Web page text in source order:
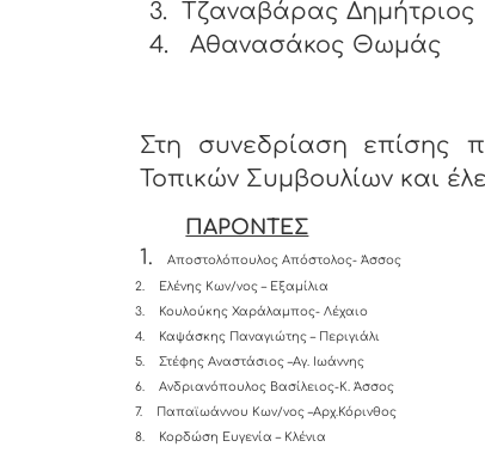
3.
Τζαναβάρας Δημήτριος
4. Αθανασάκος Θωμάς
Στη συνεδρίαση επίσης
Τοπικών Συμβουλίων και
ΠΑΡΟΝΤΕΣ
1.
Αποστολόπουλος Απόστολος- Άσσος
2.
Ελένης Κων/νος – Εξαμίλια
3.
Κουλούκης Χαράλαμπος- Λέχαιο
4.
Καψάσκης Παναγιώτης – Περιγιάλι
5.
Στέφης Αναστάσιος –Αγ. Ιωάννης
6.
Ανδριανόπουλος Βασίλειος-K. Άσσος
7.
Παπαϊωάννου Κων/νος –Αρχ.Κόρινθος
8.
Κορδώση Ευγενία – Κλένια